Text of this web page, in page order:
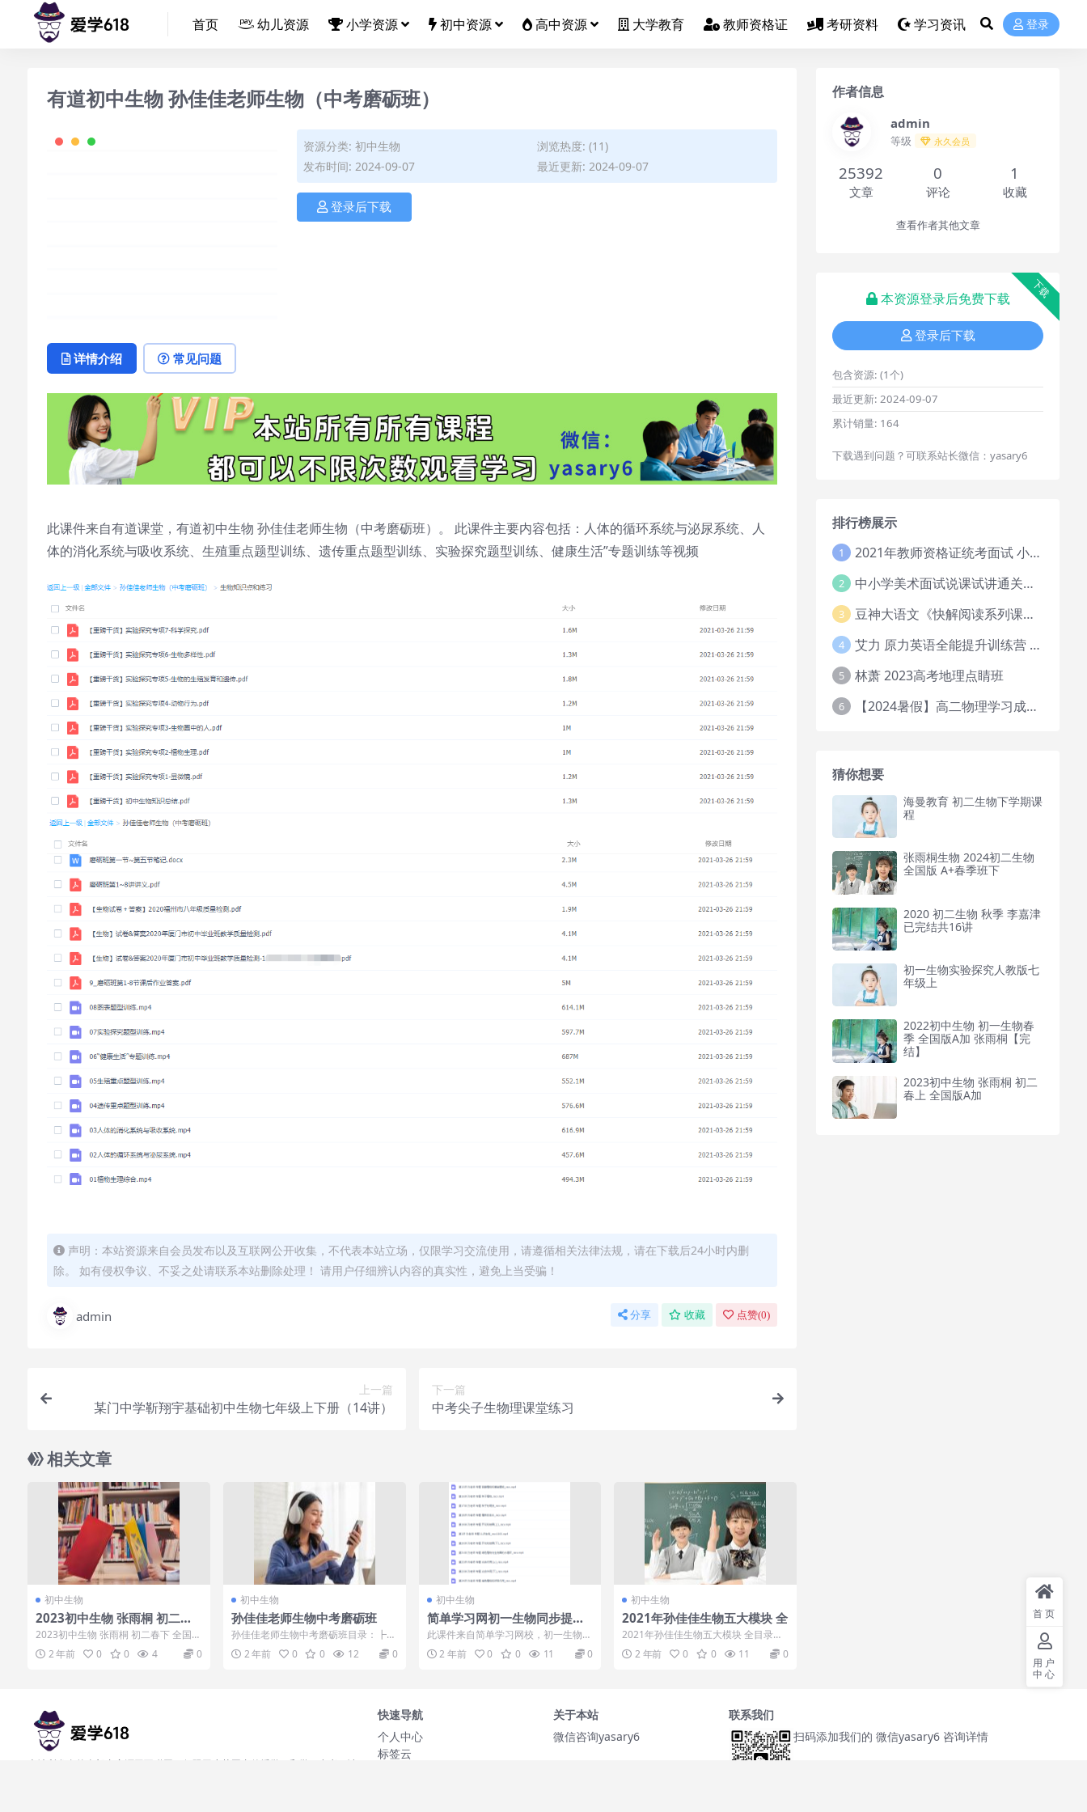
首页 幼儿资源 小学资源 初中资源 高中资源 大学教育 教师资格证 考研资料 学习资讯 登录
有道初中生物 孙佳佳老师生物（中考磨砺班）
资源分类: 初中生物
浏览热度: (11)
发布时间: 2024-09-07
最近更新: 2024-09-07
登录后下载
详情介绍 常见问题
此课件来自有道课堂，有道初中生物 孙佳佳老师生物（中考磨砺班）。 此课件主要内容包括：人体的循环系统与泌尿系统、人
体的消化系统与吸收系统、生殖重点题型训练、遗传重点题型训练、实验探究题型训练、健康生活”专题训练等视频
声明：本站资源来自会员发布以及互联网公开收集，不代表本站立场，仅限学习交流使用，请遵循相关法律法规，请在下载后24小时内删
除。 如有侵权争议、不妥之处请联系本站删除处理！ 请用户仔细辨认内容的真实性，避免上当受骗！
admin 分享 收藏 点赞(0)
上一篇
某门中学靳翔宇基础初中生物七年级上下册（14讲）
下一篇
中考尖子生物理课堂练习
相关文章
初中生物
2023初中生物 张雨桐 初二春
下 全国版A加
2023初中生物 张雨桐 初二春下 全国版
A加目录：01 【一轮复习】生物分类
及...2 年前 0 0 4 0
初中生物
孙佳佳老师生物中考磨砺班
孙佳佳老师生物中考磨砺班目录：┣━
━生物试卷 [1.8M]┃ ┣━━中考生物
试卷...2 年前 0 0 12 0
初中生物
简单学习网初一生物同步提高
上学期课程
此课件来自简单学习网校，初一生物同
步提高上学期课程。此课件主要知识点
包括：认识生...
2 年前 0 0 11 0
初中生物
2021年孙佳佳生物五大模块 全
2021年孙佳佳生物五大模块 全目录：
【生物专属赠课】生物五大模块重点题
型补充练...
2 年前 0 0 11 0
作者信息
admin
等级 永久会员
25392
文章
0
评论
1
收藏
查看作者其他文章
下载
本资源登录后免费下载
登录后下载
包含资源: (1个)
最近更新: 2024-09-07
累计销量: 164
下载遇到问题？可联系站长微信：yasary6
排行榜展示
1 2021年教师资格证统考面试 小学教资资料试讲+答辩
2 中小学美术面试说课试讲通关班14讲（辅助资料第一套）
3 豆神大语文《快解阅读系列课教程完整》
4 艾力 原力英语全能提升训练营 151G网课大合集
5 林萧 2023高考地理点睛班
6 【2024暑假】高二物理学习成长与规划系统1期
猜你想要
海曼教育 初二生物下学期课
程
张雨桐生物 2024初二生物
全国版 A+春季班下
2020 初二生物 秋季 李嘉津
已完结共16讲
初一生物实验探究人教版七
年级上
2022初中生物 初一生物春
季 全国版A加 张雨桐【完
结】
2023初中生物 张雨桐 初二
春上 全国版A加
本站所发布的全部内容源于互联网，仅限于小范围内传播学习和学习参考，请
快速导航
个人中心
标签云
关于本站
微信咨询yasary6
联系我们
扫码添加我们的 微信yasary6 咨询详情
首页
用户
中心